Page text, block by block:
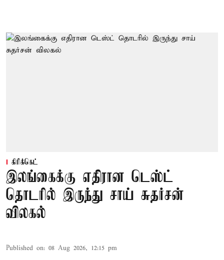
கிரிக்கெட்
இலங்கைக்கு எதிரான டெஸ்ட்
தொடரில் இருந்து சாய் சுதர்சன்
விலகல்
Published on: 08 Aug 2026, 12:15 pm